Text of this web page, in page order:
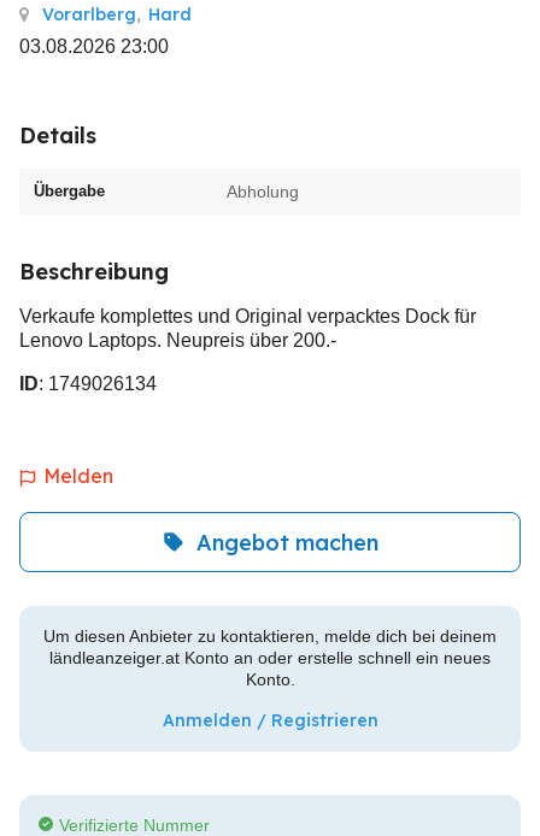
Vorarlberg, Hard
03.08.2026 23:00
Details
Übergabe Abholung
Beschreibung
Verkaufe komplettes und Original verpacktes Dock für
Lenovo Laptops. Neupreis über 200.-
ID: 1749026134
Melden
Angebot machen
Um diesen Anbieter zu kontaktieren, melde dich bei deinem
ländleanzeiger.at Konto an oder erstelle schnell ein neues
Konto.
Anmelden / Registrieren
Verifizierte Nummer